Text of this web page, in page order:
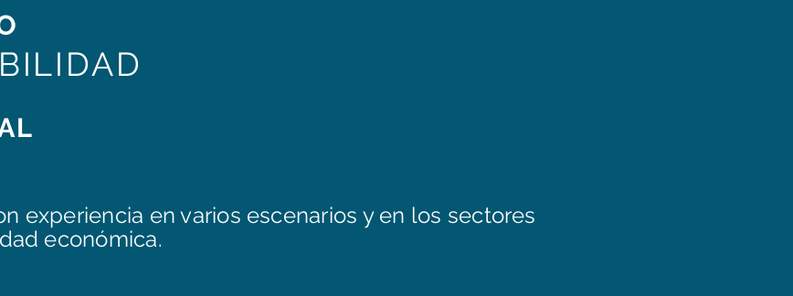
experiencia en varios escenarios y en los sectores
económica.